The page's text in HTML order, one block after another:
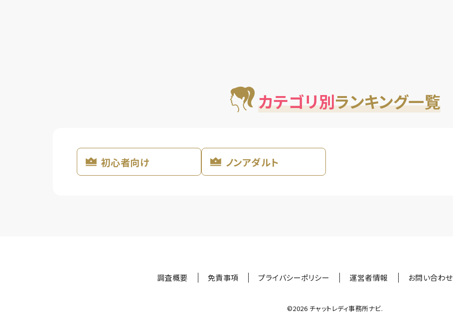
カテゴリ別ランキング一覧
初心者向け ノンアダルト
調査概要 免責事項 プライバシーポリシー 運営者情報 お問い合わせ
©︎2026 チャットレディ事務所ナビ.